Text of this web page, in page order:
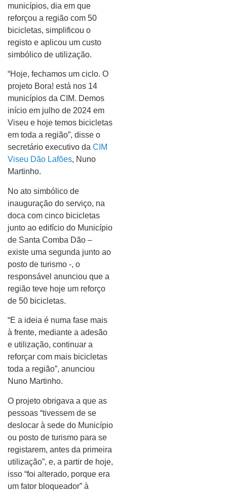
municípios, dia em que
reforçou a região com 50
bicicletas, simplificou o
registo e aplicou um custo
simbólico de utilização.
“Hoje, fechamos um ciclo. O
projeto Bora! está nos 14
municípios da CIM. Demos
início em julho de 2024 em
Viseu e hoje temos bicicletas
em toda a região”, disse o
secretário executivo da CIM
Viseu Dão Lafões, Nuno
Martinho.
No ato simbólico de
inauguração do serviço, na
doca com cinco bicicletas
junto ao edifício do Município
de Santa Comba Dão –
existe uma segunda junto ao
posto de turismo -, o
responsável anunciou que a
região teve hoje um reforço
de 50 bicicletas.
“E a ideia é numa fase mais
à frente, mediante a adesão
e utilização, continuar a
reforçar com mais bicicletas
toda a região”, anunciou
Nuno Martinho.
O projeto obrigava a que as
pessoas “tivessem de se
deslocar à sede do Município
ou posto de turismo para se
registarem, antes da primeira
utilização”, e, a partir de hoje,
isso “foi alterado, porque era
um fator bloqueador” à